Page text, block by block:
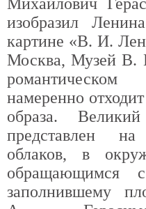
изобразил
картине «В. И.
Москва, Музей В.
намеренно
образа.
представлен
облаков, в
обращающимся
заполнившему